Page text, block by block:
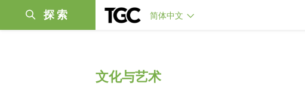
探索 简体中文
文化与艺术